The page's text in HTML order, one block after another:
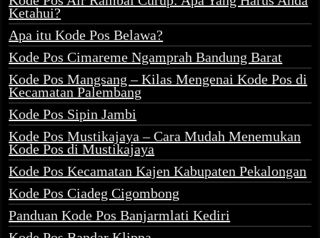
Ketahui?
Apa itu Kode Pos Belawa?
Kode Pos Cimareme Ngamprah Bandung Barat
Kode Pos Mangsang – Kilas Mengenai Kode Pos di
Kecamatan Palembang
Kode Pos Sipin Jambi
Kode Pos Mustikajaya – Cara Mudah Menemukan
Kode Pos di Mustikajaya
Kode Pos Kecamatan Kajen Kabupaten Pekalongan
Kode Pos Ciadeg Cigombong
Panduan Kode Pos Banjarmlati Kediri